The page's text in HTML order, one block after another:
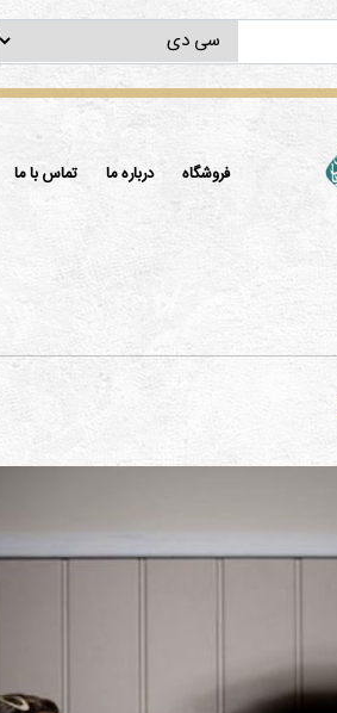
فروشگاه درباره ما تماس با ما